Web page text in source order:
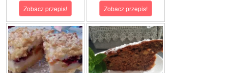
Zobacz przepis! Zobacz przepis!